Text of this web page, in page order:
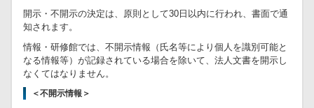
開示・不開示の決定は、原則として30日以内に行われ、書面で通
知されます。
情報・研修館では、不開示情報（氏名等により個人を識別可能と
なる情報等）が記録されている場合を除いて、法人文書を開示し
なくてはなりません。
＜不開示情報＞